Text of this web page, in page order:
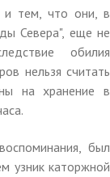
и тем, что они, в
Севера", еще не
обилия
нельзя считать
на хранение в
был
узник каторжной